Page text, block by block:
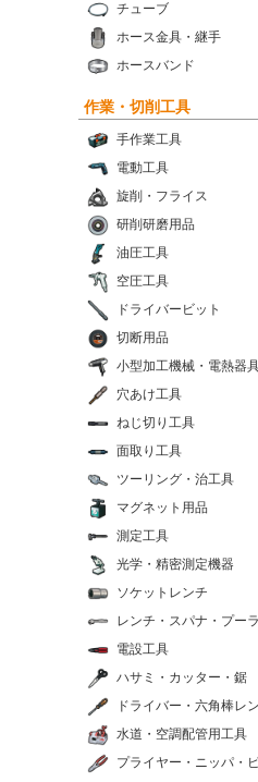
チューブ
ホース金具・継手
ホースバンド
作業・切削工具
手作業工具
電動工具
旋削・フライス
研削研磨用品
油圧工具
空圧工具
ドライバービット
切断用品
小型加工機械・電熱器
穴あけ工具
ねじ切り工具
面取り工具
ツーリング・治工具
マグネット用品
測定工具
光学・精密測定機器
ソケットレンチ
レンチ・スパナ・プー
電設工具
ハサミ・カッター・鋸
ドライバー・六角棒レ
水道・空調配管用工具
プライヤー・ニッパ・